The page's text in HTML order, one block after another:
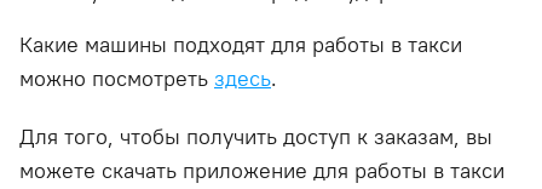
Какие машины подходят для работы в такси
можно посмотреть здесь.
Для того, чтобы получить доступ к заказам, вы
можете скачать приложение для работы в такси